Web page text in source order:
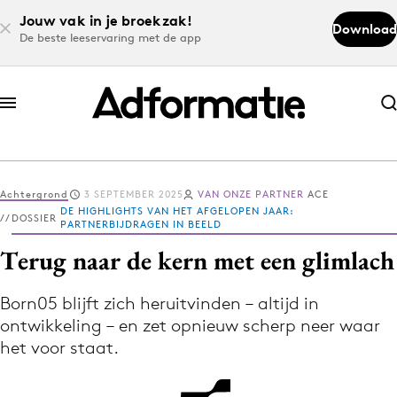
Jouw vak in je broekzak!
De beste leeservaring met de app
Download
Abonneer nu
Abonneer nu
Log in
Download de app
Volg het laatste nieuws via de Adformatie
Nieuws app
Achtergrond 3 SEPTEMBER 2025 VAN ONZE PARTNER ACE
DOSSIER
DE HIGHLIGHTS VAN HET AFGELOPEN JAAR:
PARTNERBIJDRAGEN IN BEELD
Terug naar de kern met een glimlach
Born05 blijft zich heruitvinden – altijd in
ontwikkeling – en zet opnieuw scherp neer waar
het voor staat.